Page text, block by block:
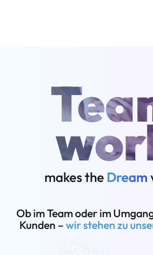
makes theDream
Ob im Team oder im
Kunden –wir stehen zu